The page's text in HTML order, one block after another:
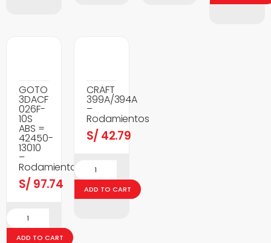
GOTO
3DACF
026F-
10S
ABS =
42450-
13010
–
Rodamientos
S/ 97.74
ADD TO CART
CRAFT
399A/394A
–
Rodamientos
S/ 42.79
ADD TO CART